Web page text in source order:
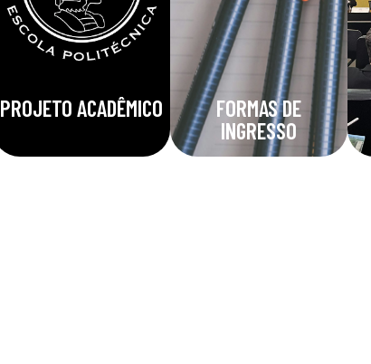
PROJETO ACADÊMICO
FORMAS DE
INGRESSO